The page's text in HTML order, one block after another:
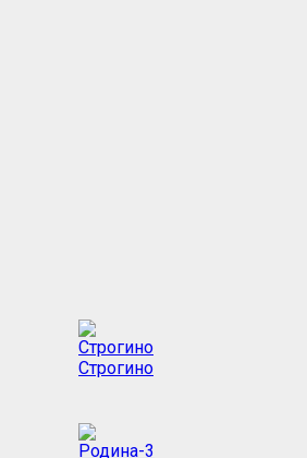
Строгино